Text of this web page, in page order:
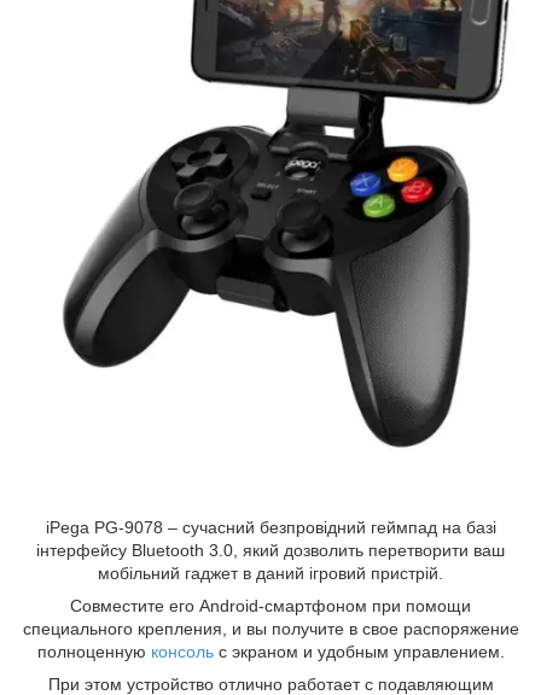
iPega PG-9078 – сучасний безпровідний геймпад на базі
інтерфейсу Bluetooth 3.0, який дозволить перетворити ваш
мобільний гаджет в даний ігровий пристрій.
Совместите его Android-смартфоном при помощи
специального крепления, и вы получите в свое распоряжение
полноценную консольс экраном и удобным управлением.
При этом устройство отлично работает с подавляющим